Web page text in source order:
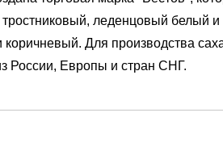
тростниковый, леденцовый белый
коричневый. Для производства
России, Европы и стран СНГ.